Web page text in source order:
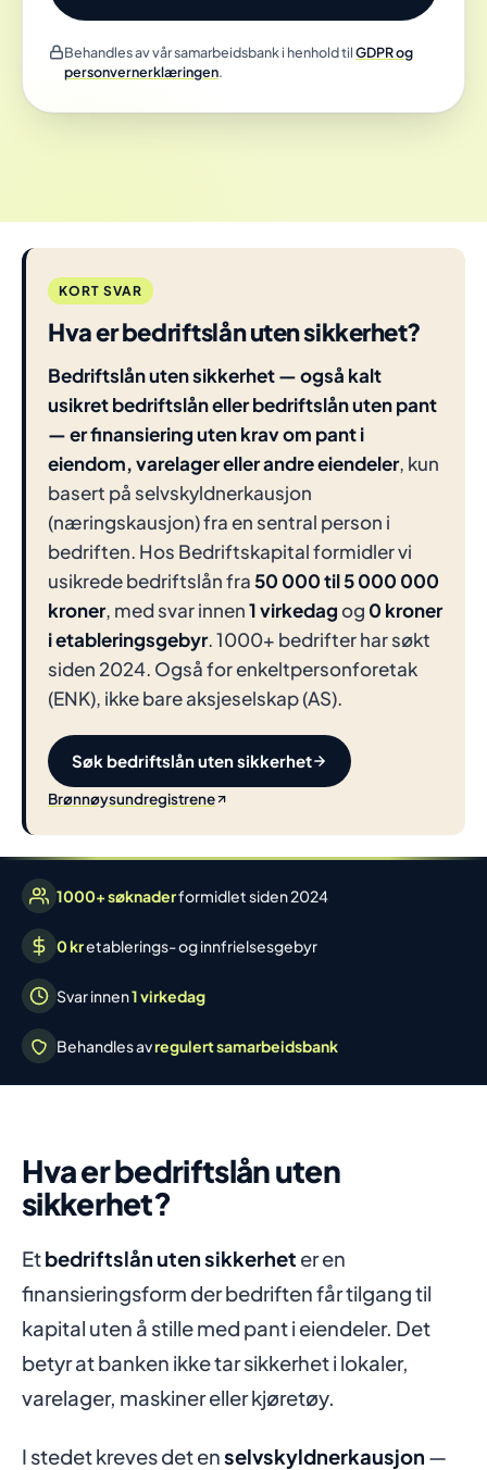
Behandles av vår samarbeidsbank i henhold tilGDPR og
personvernerklæringen.
KORT SVAR
Hva er bedriftslån uten sikkerhet?
Bedriftslån uten sikkerhet — også kalt
usikret bedriftslån eller bedriftslån uten pant
— er finansiering uten krav om pant i
eiendom, varelager eller andre eiendeler, kun
basert på selvskyldnerkausjon
(næringskausjon) fra en sentral person i
bedriften. Hos Bedriftskapital formidler vi
usikrede bedriftslån fra50 000 til 5 000 000
kroner, med svar innen1 virkedagog 0 kroner
i etableringsgebyr. 1000+ bedrifter har søkt
siden 2024. Også for enkeltpersonforetak
(ENK), ikke bare aksjeselskap (AS).
Søk bedriftslån uten sikkerhet
Brønnøysundregistrene
1000+ søknaderformidlet siden 2024
0 kretablerings- og innfrielsesgebyr
Svar innen1 virkedag
Behandles avregulert samarbeidsbank
Hva er bedriftslån uten
sikkerhet?
Etbedriftslån uten sikkerhet er en
finansieringsform der bedriften får tilgang til
kapital uten å stille med pant i eiendeler. Det
betyr at banken ikke tar sikkerhet i lokaler,
varelager, maskiner eller kjøretøy.
I stedet kreves det enselvskyldnerkausjon —